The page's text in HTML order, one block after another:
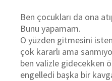
Ben çocukları da ona
Bunu yapamam.
O yüzden gitmesini
çok kararlı ama
ben valizle gidecekken
engelledi başka bir